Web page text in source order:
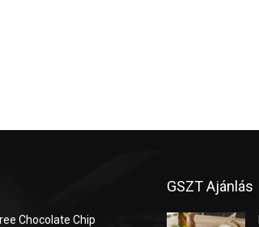
Chocolate Chip
GSZT Ajánlás